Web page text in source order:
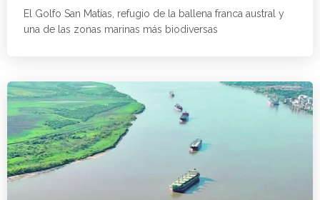
El Golfo San Matías, refugio de la ballena franca austral y
una de las zonas marinas más biodiversas